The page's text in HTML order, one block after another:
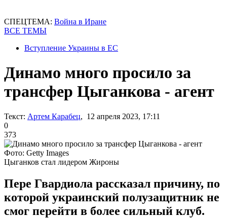
СПЕЦТЕМА: Война в Иране
ВСЕ ТЕМЫ
Вступление Украины в ЕС
Динамо много просило за
трансфер Цыганкова - агент
Текст: Артем Карабец, 12 апреля 2023, 17:11
0
373
Фото: Getty Images
Цыганков стал лидером Жироны
Пере Гвардиола рассказал причину, по
которой украинский полузащитник не
смог перейти в более сильный клуб.